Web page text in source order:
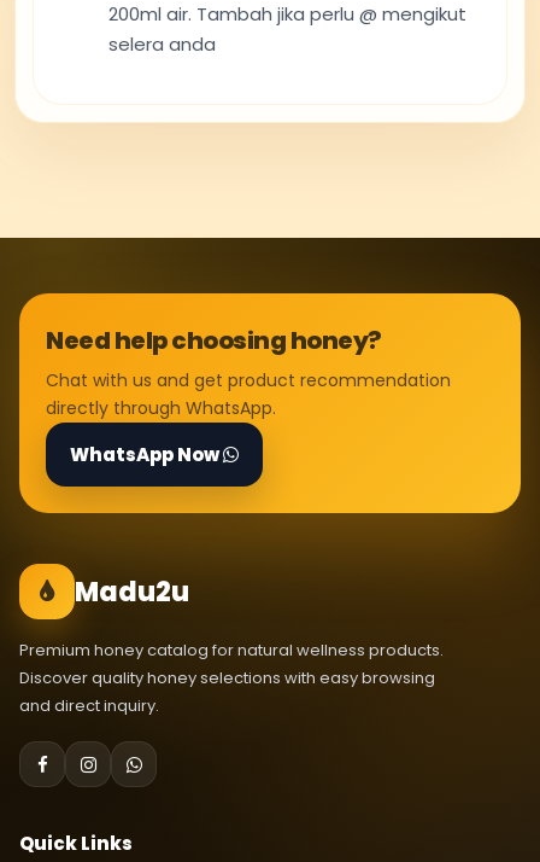
200ml air. Tambah jika perlu @ mengikut
selera anda
Need help choosing honey?
Chat with us and get product recommendation
directly through WhatsApp.
WhatsApp Now
Madu2u
Premium honey catalog for natural wellness products.
Discover quality honey selections with easy browsing
and direct inquiry.
Quick Links